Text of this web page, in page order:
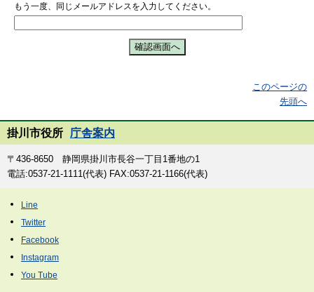
もう一度、同じメールアドレスを入力してください。
このページの
先頭へ
掛川市役所 庁舎案内
〒436-8650 静岡県掛川市長谷一丁目1番地の1
電話:0537-21-1111(代表) FAX:0537-21-1166(代表)